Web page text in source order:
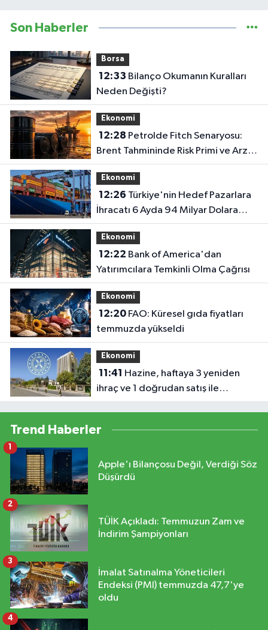
Son Haberler
Borsa
12:33
Neden Değişti?
Ekonomi
12:28
Brent Tahmininde Risk Primi ve Arz
Dengesi Vurgusu
Ekonomi
12:26
İhracatı 6 Ayda 94 Milyar Dolara
Ulaştı
Ekonomi
12:22
Yatırımcılara Temkinli Olma Çağrısı
Ekonomi
12:20FAO: Küresel gıda fiyatları
temmuzda yükseldi
Ekonomi
11:41
ihraç ve 1 doğrudan satış ile
borçlanacak
Trend Haberler
Apple'ı Bilançosu Değil, Verdiği Söz
Düşürdü
TÜİK Açıkladı: Temmuzun Zam ve
İndirim Şampiyonları
2
İmalat Satınalma Yöneticileri
Endeksi (PMI) temmuzda 47,7'ye
oldu
3
4